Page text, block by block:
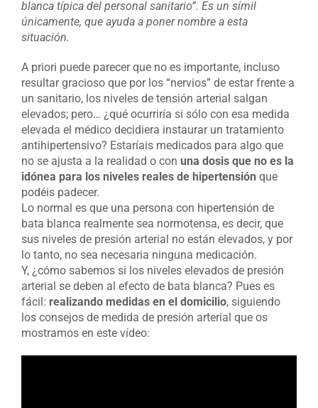
blanca típica del personal sanitario”. Es un símil
únicamente, que ayuda a poner nombre a esta
situación.
A priori puede parecer que no es importante, incluso
resultar gracioso que por los “nervios” de estar frente a
un sanitario, los niveles de tensión arterial salgan
elevados; pero… ¿qué ocurriría si sólo con esa medida
elevada el médico decidiera instaurar un tratamiento
antihipertensivo? Estaríais medicados para algo que
no se ajusta a la realidad o con una dosis que no es la
idónea para los niveles reales de hipertensión que
podéis padecer.
Lo normal es que una persona con hipertensión de
bata blanca realmente sea normotensa, es decir, que
sus niveles de presión arterial no están elevados, y por
lo tanto, no sea necesaria ninguna medicación.
Y, ¿cómo sabemos si los niveles elevados de presión
arterial se deben al efecto de bata blanca? Pues es
fácil: realizando medidas en el domicilio, siguiendo
los consejos de medida de presión arterial que os
mostramos en este vídeo: